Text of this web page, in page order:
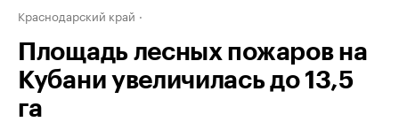
Краснодарский край
Площадь лесных пожаров на
Кубани увеличилась до 13,5
га